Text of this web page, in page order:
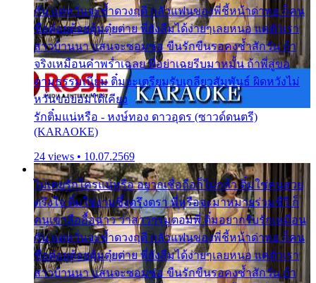
กัน แต่หวั่นจะช้ำดวงฤดี กลัวแฟนของพี่ชี้หน้าด่าทอ ก็คน
ชื่อต๋อยต้อยตุ้มตุ๋ยต่าย พี่ยังลืมได้ง่ายๆเลยหนอ แค่ตัวเรา
สาวบ้านนา แสนจะซอมซ่อ ขืนรักขืนรอคงช้ำสักวัน ถ้า
จริงเหมือนคำพร่ำเฉลย พี่อย่าเฉยรีบมาหมั้น ถ้าพี่สู่ขอ
ตามธรรมเนียม ติ๋มจะเตรียมรับเกลียวสัมพันธ์ ผิดหวังไม่
หวั่นขอยอมได้เคียง
รักติ๋มแน่หรือ - หงษ์ทอง ดาวอุดร (ซาวด์ดนตรี)
(KARAOKE)
24 views • 10.07.2569
ไม่เคยรักใครแน่หรือ อยากเชื่อถือก็ไม่กล้า ติ๋มใช่คนสวย
ตรึงใจ ติ๋มใช่งามซึ้งตรึงตรา พี่หรือจะมาหมายร่วมชีวี ก็
คนเขาลืออื้อฉาว ว่าสาวๆรุมตอมพี่ ติ๋มอยากรับรักเหมือน
กัน แต่หวั่นจะช้ำดวงฤดี กลัวแฟนของพี่ชี้หน้าด่าทอ ก็คน
ชื่อต๋อยต้อยตุ้มตุ๋ยต่าย พี่ยังลืมได้ง่ายๆเลยหนอ แค่ตัวเรา
สาวบ้านนา แสนจะซอมซ่อ ขืนรักขืนรอคงช้ำสักวัน ถ้า